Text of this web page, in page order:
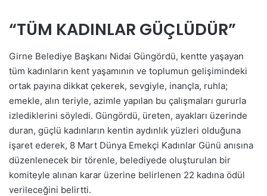
“TÜM KADINLAR GÜÇLÜDÜR”
Girne Belediye Başkanı Nidai Güngördü, kentte yaşayan
tüm kadınların kent yaşamının ve toplumun gelişimindeki
ortak payına dikkat çekerek, sevgiyle, inançla, ruhla;
emekle, alın teriyle, azimle yapılan bu çalışmaları gururla
izlediklerini söyledi. Güngördü, üreten, ayakları üzerinde
duran, güçlü kadınların kentin aydınlık yüzleri olduğuna
işaret ederek, 8 Mart Dünya Emekçi Kadınlar Günü anısına
düzenlenecek bir törenle, belediyede oluşturulan bir
komiteyle alınan karar üzerine belirlenen 22 kadına ödül
verileceğini belirtti.